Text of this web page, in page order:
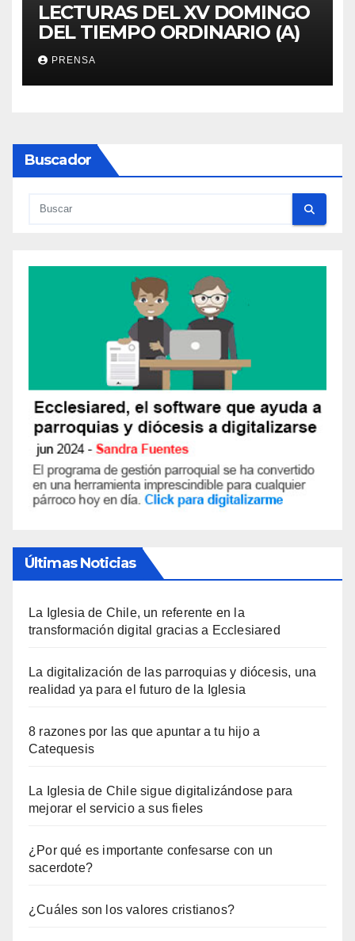
LECTURAS DEL XV DOMINGO
DEL TIEMPO ORDINARIO (A)
PRENSA
Buscador
Últimas Noticias
La Iglesia de Chile, un referente en la
transformación digital gracias a Ecclesiared
La digitalización de las parroquias y diócesis, una
realidad ya para el futuro de la Iglesia
8 razones por las que apuntar a tu hijo a
Catequesis
La Iglesia de Chile sigue digitalizándose para
mejorar el servicio a sus fieles
¿Por qué es importante confesarse con un
sacerdote?
¿Cuáles son los valores cristianos?